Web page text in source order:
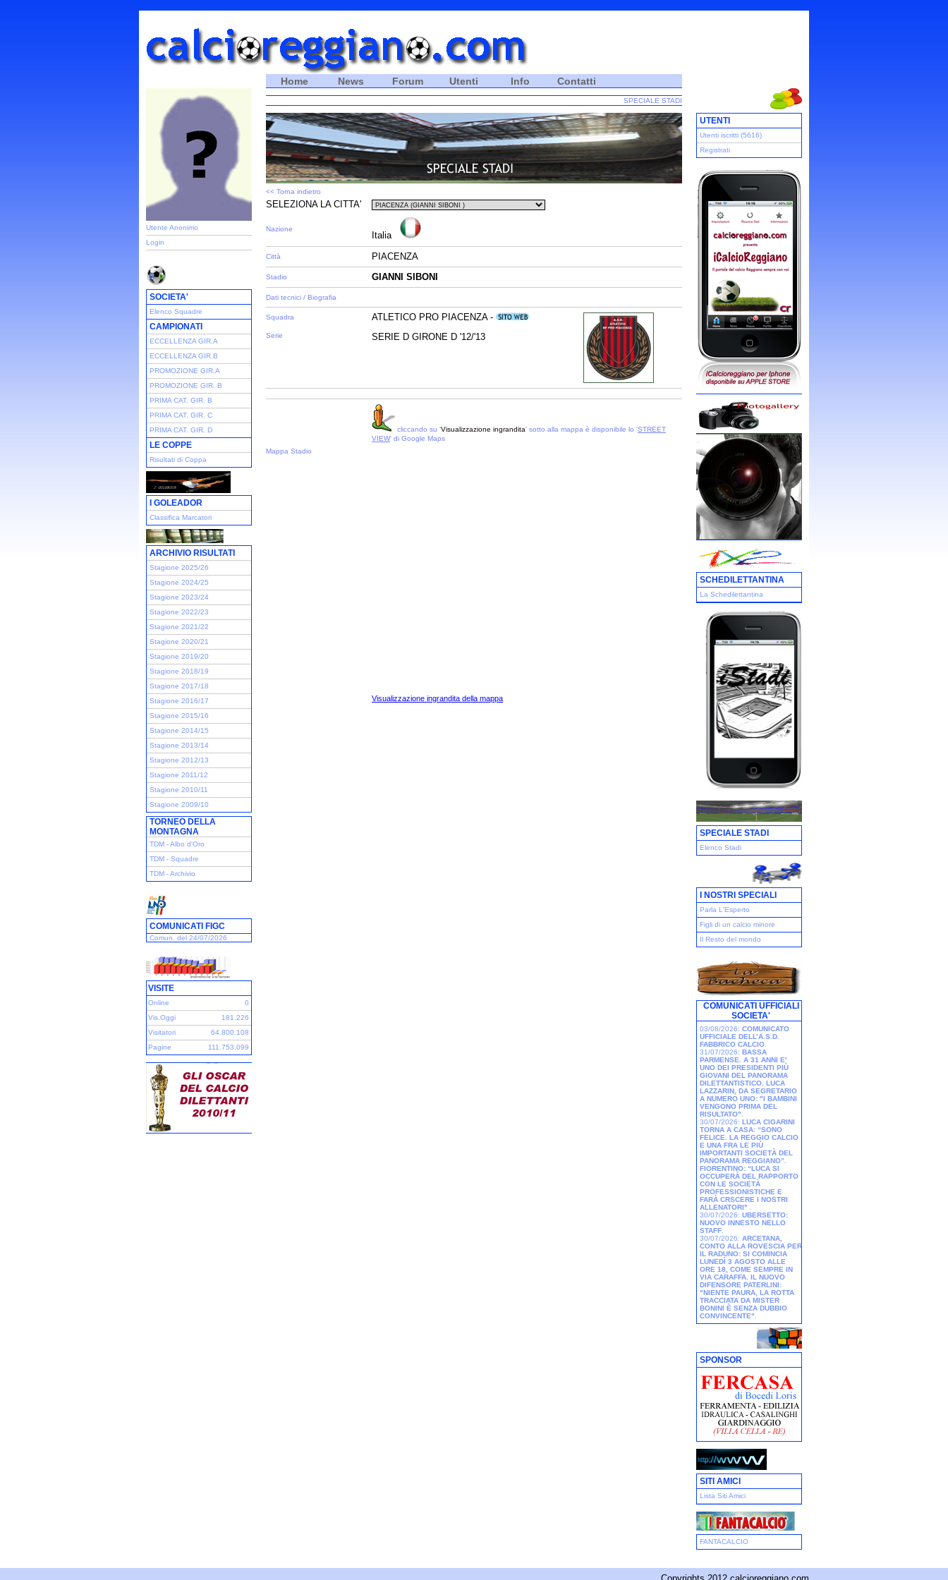
Utente Anonimo
Login
SOCIETA'
Elenco Squadre
CAMPIONATI
ECCELLENZA GIR.A
ECCELLENZA GIR.B
PROMOZIONE GIR.A
PROMOZIONE GIR. B
PRIMA CAT. GIR. B
PRIMA CAT. GIR. C
PRIMA CAT. GIR. D
LE COPPE
Risultati di Coppa
I GOLEADOR
Classifica Marcatori
ARCHIVIO RISULTATI
Stagione 2025/26
Stagione 2024/25
Stagione 2023/24
Stagione 2022/23
Stagione 2021/22
Stagione 2020/21
Stagione 2019/20
Stagione 2018/19
Stagione 2017/18
Stagione 2016/17
Stagione 2015/16
Stagione 2014/15
Stagione 2013/14
Stagione 2012/13
Stagione 2011/12
Stagione 2010/11
Stagione 2009/10
TORNEO DELLA
MONTAGNA
TDM - Albo d'Oro
TDM - Squadre
TDM - Archivio
COMUNICATI FIGC
Comun. del 24/07/2026
VISITE
Online
0
Vis.Oggi
181.226
Visitatori
64.800.108
Pagine
111.753.099
Home News Forum Utenti Info Contatti
SPECIALE STADI
<< Torna indietro
SELEZIONA LA CITTA'
Nazione
Italia
Città PIACENZA
Stadio GIANNI SIBONI
Dati tecnici / Biografia
Squadra
Serie
ATLETICO PRO PIACENZA -
SERIE D GIRONE D '12/'13
cliccando su 'Visualizzazione ingrandita' sotto alla mappa è disponibile lo 'STREET
VIEW' di Google Maps
Mappa Stadio
Visualizzazione ingrandita della mappa
UTENTI
Utenti iscritti (5616)
Registrati
SCHEDILETTANTINA
La Schedilettantina
SPECIALE STADI
Elenco Stadi
I NOSTRI SPECIALI
Parla L'Esperto
Figli di un calcio minore
Il Resto del mondo
COMUNICATI UFFICIALI
SOCIETA'
03/08/2026: COMUNICATO
UFFICIALE DELL’A.S.D.
FABBRICO CALCIO
31/07/2026: BASSA
PARMENSE. A 31 ANNI E'
UNO DEI PRESIDENTI PIÙ
GIOVANI DEL PANORAMA
DILETTANTISTICO. LUCA
LAZZARIN, DA SEGRETARIO
A NUMERO UNO: "I BAMBINI
VENGONO PRIMA DEL
RISULTATO"
30/07/2026: LUCA CIGARINI
TORNA A CASA: “SONO
FELICE. LA REGGIO CALCIO
E UNA FRA LE PIÙ
IMPORTANTI SOCIETÀ DEL
PANORAMA REGGIANO”.
FIORENTINO: “LUCA SI
OCCUPERÀ DEL RAPPORTO
CON LE SOCIETÀ
PROFESSIONISTICHE E
FARÀ CRSCERE I NOSTRI
ALLENATORI"
30/07/2026: UBERSETTO:
NUOVO INNESTO NELLO
STAFF
30/07/2026: ARCETANA,
CONTO ALLA ROVESCIA PER
IL RADUNO: SI COMINCIA
LUNEDÌ 3 AGOSTO ALLE
ORE 18, COME SEMPRE IN
VIA CARAFFA. IL NUOVO
DIFENSORE PATERLINI:
"NIENTE PAURA, LA ROTTA
TRACCIATA DA MISTER
BONINI È SENZA DUBBIO
CONVINCENTE"
SPONSOR
SITI AMICI
Lista Siti Amici
FANTACALCIO